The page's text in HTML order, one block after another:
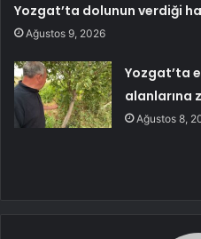
Yozgat’ta dolunun verdiği
Ağustos 9, 2026
Yozgat’ta
alanlarına
Ağustos 8,